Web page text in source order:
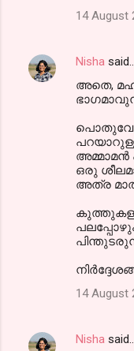
14 August
Nisha said…
അതെ,
പൊതുവേ
അമ്മാമന്‍
ഒരു
അത്ര
14 August
Nisha said…